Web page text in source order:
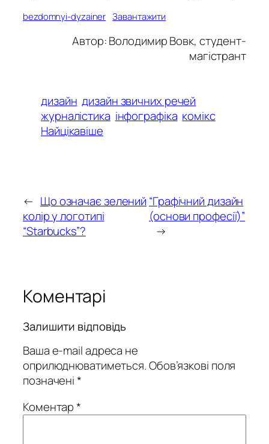
bezdomnyi-dyzainer Завантажити
Автор: Володимир Вовк, студент-
магістрант
дизайн дизайн звичних речей
журналістика інфографіка комікс
Найцікавіше
← Що означає зелений
колір у логотипі
“Starbucks”?
“Графічний дизайн
(основи професії)”
→
Коментарі
Залишити відповідь
Ваша e-mail адреса не
оприлюднюватиметься.Обов’язкові поля
позначені*
Коментар*